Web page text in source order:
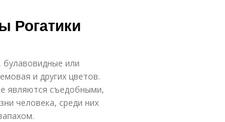
Рогатики
или
и других цветов.
являются съедобными,
человека, среди них